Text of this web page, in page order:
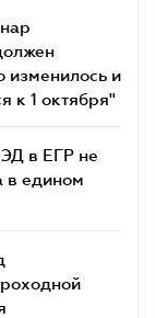
изменилось и
к 1 октября"
в ЕГР не
в едином